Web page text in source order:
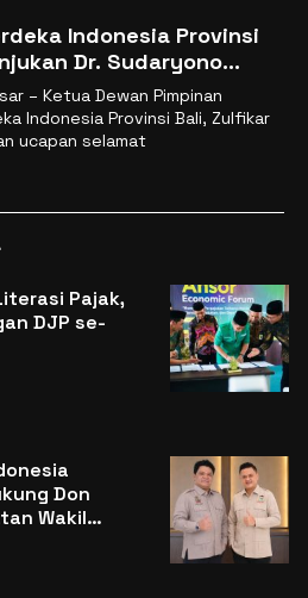
Indonesia Provinsi
Dr. Sudaryono
Gizi Nasional
– Ketua Dewan Pimpinan
Indonesia Provinsi Bali, Zulfikar
ucapan selamat
Pajak,
DJP se-
Don
Wakil